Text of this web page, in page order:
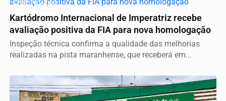
CERTIFICAÇÃO
Kartódromo Internacional de Imperatriz recebe
avaliação positiva da FIA para nova homologação
Inspeção técnica confirma a qualidade das melhorias
realizadas na pista maranhense, que receberá em...